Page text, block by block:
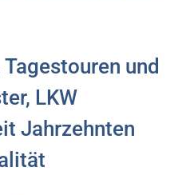
und
LKW
Jahrzehnten